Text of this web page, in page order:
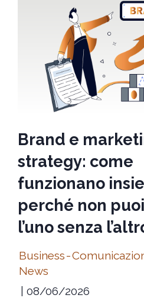
Brand e
strategy: come
funzionano
perché non
l’uno senza
Business-
News
08/06/2026